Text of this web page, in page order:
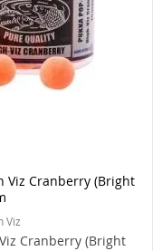
Viz Cranberry (Bright
Viz
Cranberry (Bright